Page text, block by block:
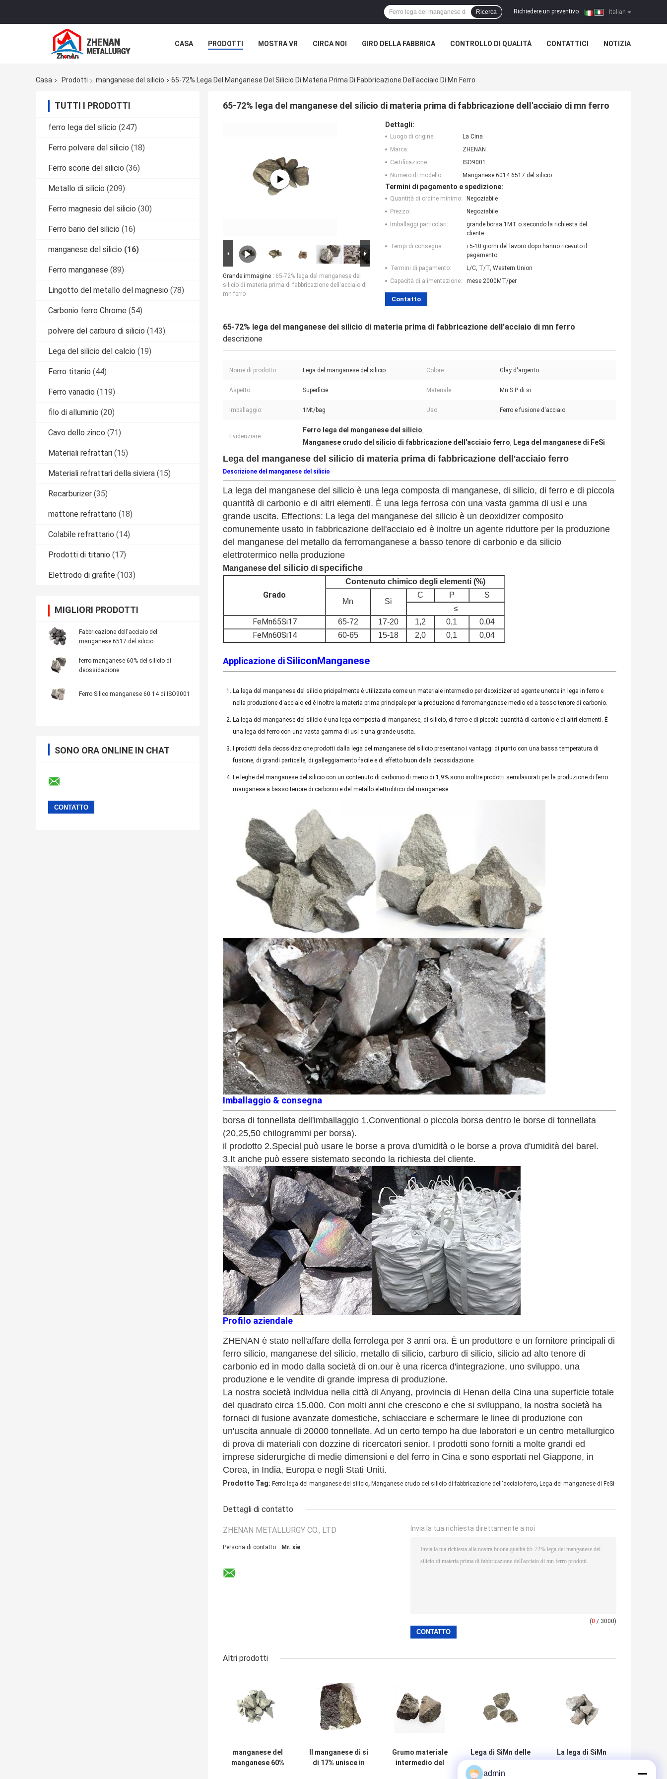
Italian
Richiedere un preventivo |
Ricerca
CASA PRODOTTI MOSTRA VR CIRCA NOI GIRO DELLA FABBRICA CONTROLLO DI QUALITÀ CONTATTICI NOTIZIA
Casa
Prodotti manganese del silicio 65-72% Lega Del Manganese Del Silicio Di Materia Prima Di Fabbricazione Dell'acciaio Di Mn Ferro
TUTTI I PRODOTTI
ferro lega del silicio (247)
Ferro polvere del silicio (18)
Ferro scorie del silicio (36)
Metallo di silicio (209)
Ferro magnesio del silicio (30)
Ferro bario del silicio (16)
manganese del silicio (16)
Ferro manganese (89)
Lingotto del metallo del magnesio (78)
Carbonio ferro Chrome (54)
polvere del carburo di silicio (143)
Lega del silicio del calcio (19)
Ferro titanio (44)
Ferro vanadio (119)
filo di alluminio (20)
Cavo dello zinco (71)
Materiali refrattari (15)
Materiali refrattari della siviera (15)
Recarburizer (35)
mattone refrattario (18)
Colabile refrattario (14)
Prodotti di titanio (17)
Elettrodo di grafite (103)
MIGLIORI PRODOTTI
Fabbricazione dell'acciaio del
manganese 6517 del silicio
ferro manganese 60% del silicio di
deossidazione
Ferro Silico manganese 60 14 di ISO9001
SONO ORA ONLINE IN CHAT
65-72% lega del manganese del silicio di materia prima di fabbricazione dell'acciaio di mn ferro
Grande immagine : 65-72% lega del manganese del
silicio di materia prima di fabbricazione dell'acciaio di
mn ferro
Dettagli:
Luogo di origine:
La Cina
Marca:
ZHENAN
Certificazione:
ISO9001
Numero di modello:
Manganese 6014 6517 del silicio
Termini di pagamento e spedizione:
Quantità di ordine minimo:
Negoziabile
Prezzo:
Negoziabile
Imballaggi particolari:
grande borsa 1MT o secondo la richiesta del
cliente
Tempi di consegna:
i 5-10 giorni del lavoro dopo hanno ricevuto il
pagamento
Termini di pagamento:
L/C, T/T, Western Union
Capacità di alimentazione:
mese 2000MT/per
Contatto
65-72% lega del manganese del silicio di materia prima di fabbricazione dell'acciaio di mn ferro
descrizione
Nome di prodotto: Lega del manganese del silicio Colore: Glay d'argento
Aspetto: Superficie Materiale: Mn S P di si
Imballaggio: 1Mt/bag Uso: Ferro e fusione d'acciaio
Evidenziare:
Ferro lega del manganese del silicio,
Manganese crudo del silicio di fabbricazione dell'acciaio ferro, Lega del manganese di FeSi
Lega del manganese del silicio di materia prima di fabbricazione dell'acciaio ferro
Descrizione del manganese del silicio
La lega del manganese del silicio è una lega composta di manganese, di silicio, di ferro e di piccola
quantità di carbonio e di altri elementi. È una lega ferrosa con una vasta gamma di usi e una
grande uscita. Effections: La lega del manganese del silicio è un deoxidizer composito
comunemente usato in fabbricazione dell'acciaio ed è inoltre un agente riduttore per la produzione
del manganese del metallo da ferromanganese a basso tenore di carbonio e da silicio
elettrotermico nella produzione
Manganesedel silicio dispecifiche
Grado
Contenuto chimico degli elementi (%)
Mn Si
C P
S
≤
FeMn65Si17 65-72 17-20 1,2 0,1 0,04
FeMn60Si14 60-65 15-18 2,0 0,1 0,04
Applicazione diSiliconManganese
La lega del manganese del silicio pricipalmente è utilizzata come un materiale intermedio per deoxidizer ed agente unente in lega in ferro e
nella produzione d'acciaio ed è inoltre la materia prima principale per la produzione di ferromanganese medio ed a basso tenore di carbonio.
La lega del manganese del silicio è una lega composta di manganese, di silicio, di ferro e di piccola quantità di carbonio e di altri elementi. È
una lega del ferro con una vasta gamma di usi e una grande uscita.
I prodotti della deossidazione prodotti dalla lega del manganese del silicio presentano i vantaggi di punto con una bassa temperatura di
fusione, di grandi particelle, di galleggiamento facile e di effetto buon della deossidazione.
Le leghe del manganese del silicio con un contenuto di carbonio di meno di 1,9% sono inoltre prodotti semilavorati per la produzione di ferro
manganese a basso tenore di carbonio e del metallo elettrolitico del manganese.
Imballaggio & consegna
borsa di tonnellata dell'imballaggio 1.Conventional o piccola borsa dentro le borse di tonnellata
(20,25,50 chilogrammi per borsa).
il prodotto 2.Special può usare le borse a prova d'umidità o le borse a prova d'umidità del barel.
3.It anche può essere sistemato secondo la richiesta del cliente.
Profilo aziendale
ZHENAN è stato nell'affare della ferrolega per 3 anni ora. È un produttore e un fornitore principali di
ferro silicio, manganese del silicio, metallo di silicio, carburo di silicio, silicio ad alto tenore di
carbonio ed in modo dalla società di on.our è una ricerca d'integrazione, uno sviluppo, una
produzione e le vendite di grande impresa di produzione.
La nostra società individua nella città di Anyang, provincia di Henan della Cina una superficie totale
del quadrato circa 15.000. Con molti anni che crescono e che si sviluppano, la nostra società ha
fornaci di fusione avanzate domestiche, schiacciare e schermare le linee di produzione con
un'uscita annuale di 20000 tonnellate. Ad un certo tempo ha due laboratori e un centro metallurgico
di prova di materiali con dozzine di ricercatori senior. I prodotti sono forniti a molte grandi ed
imprese siderurgiche di medie dimensioni e del ferro in Cina e sono esportati nel Giappone, in
Corea, in India, Europa e negli Stati Uniti.
Prodotto Tag: Ferro lega del manganese del silicio, Manganese crudo del silicio di fabbricazione dell'acciaio ferro, Lega del manganese di FeSi
Dettagli di contatto
ZHENAN METALLURGY CO., LTD
Persona di contatto: Mr. xie
Invia la tua richiesta direttamente a noi
(0 / 3000)
Altri prodotti
manganese del
manganese 60%
Il manganese di si
di 17% unisce in
Grumo materiale
intermedio del
Lega di SiMn delle
mn delle leghe di
La lega di SiMn
admin